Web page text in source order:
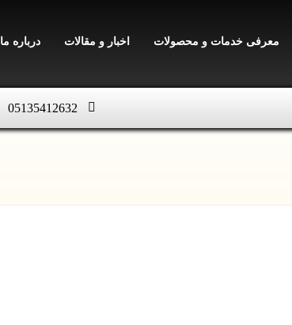
معرفی خدمات و محصولات اخبار و مقالات درباره ما
05135412632